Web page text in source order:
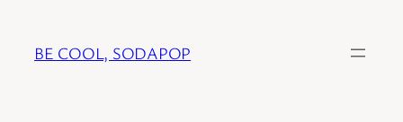
BE COOL, SODAPOP